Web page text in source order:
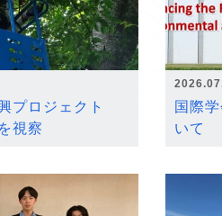
プロジェクト
視察
国際
いて